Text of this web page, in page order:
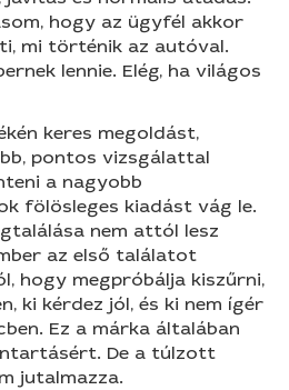
hogy az ügyfél akkor
mi történik az autóval.
lennie. Elég, ha világos
keres megoldást,
pontos vizsgálattal
a nagyobb
fölösleges kiadást vág le.
nem attól lesz
az első találatot
hogy megpróbálja kiszűrni,
ki kérdez jól, és ki nem ígér
Ez a márka általában
De a túlzott
jutalmazza.